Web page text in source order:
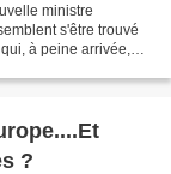
ministre
s'être trouvé
à peine arrivée,
?